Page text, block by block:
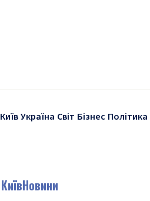
КиївУкраїна Світ Бізнес Політика
КиївНовини